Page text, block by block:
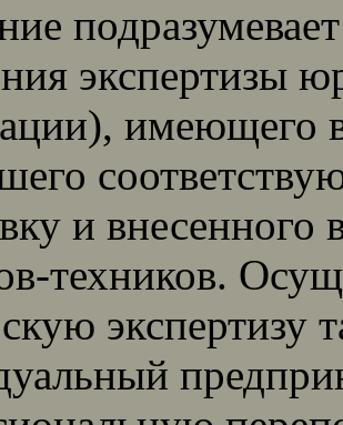
экспертизы
имеющего
и внесенного
техников.
экспертизу